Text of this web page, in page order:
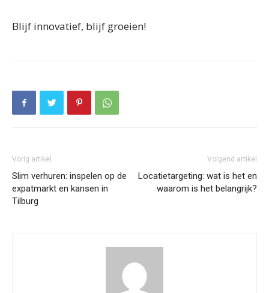
Blijf innovatief, blijf groeien!
Vorig artikel
Slim verhuren: inspelen op de
expatmarkt en kansen in
Tilburg
Volgend artikel
Locatietargeting: wat is het en
waarom is het belangrijk?